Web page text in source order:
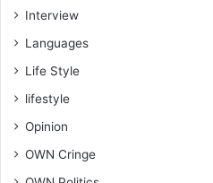
Interview
Languages
Life Style
lifestyle
Opinion
OWN Cringe